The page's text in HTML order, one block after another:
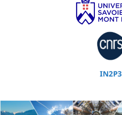
IN2P3